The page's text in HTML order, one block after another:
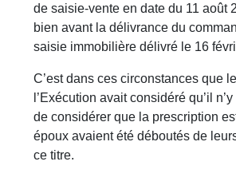
de saisie-vente en date du 11 août
bien avant la délivrance du
saisie immobilière délivré le 16
C’est dans ces circonstances que
l’Exécution avait considéré qu’il
de considérer que la prescription
époux avaient été déboutés de
ce titre.